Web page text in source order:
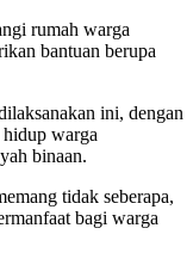
rumah warga
bantuan berupa
ini, dengan
warga
binaan.
tidak seberapa,
bagi warga